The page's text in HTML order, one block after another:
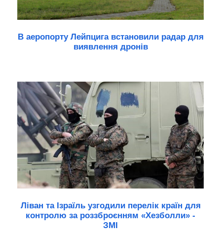
В аеропорту Лейпцига встановили радар для
виявлення дронів
Ліван та Ізраїль узгодили перелік країн для
контролю за роззброєнням «Хезболли» -
ЗМІ